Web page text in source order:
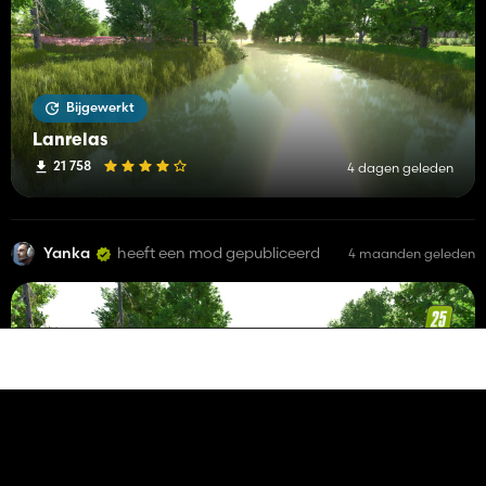
Bijgewerkt
Lanrelas
21 758 4 dagen geleden
Yanka heeft een mod gepubliceerd 4 maanden geleden